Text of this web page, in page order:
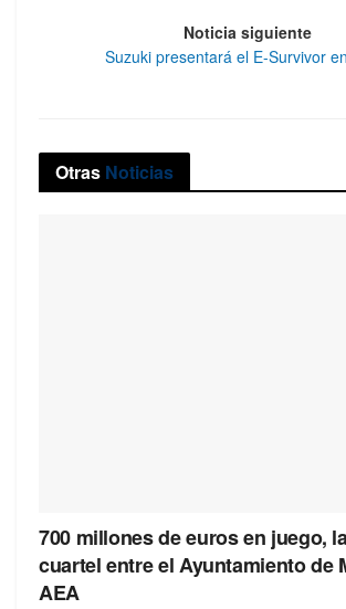
Noticia siguiente
Suzuki presentará el E-Survivor
Otras Noticias
700 millones de euros en juego,
cuartel entre el Ayuntamiento de
AEA